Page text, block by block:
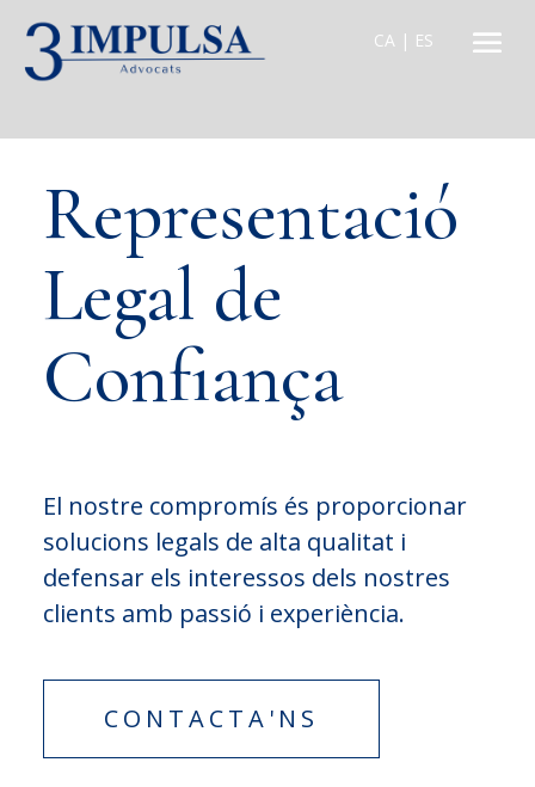
CA | ES
Representació
Legal de
Confiança
El nostre compromís és proporcionar
solucions legals de alta qualitat i
defensar els interessos dels nostres
clients amb passió i experiència.
CONTACTA'NS